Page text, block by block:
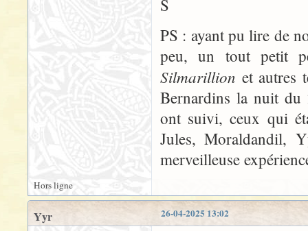
S
PS : ayant pu lire de
peu, un tout petit
Silmarillion et autres
Bernardins la nuit du
ont suivi, ceux qui
Jules, Moraldandil,
merveilleuse
Hors ligne
26-04-2025 13:02
Yyr